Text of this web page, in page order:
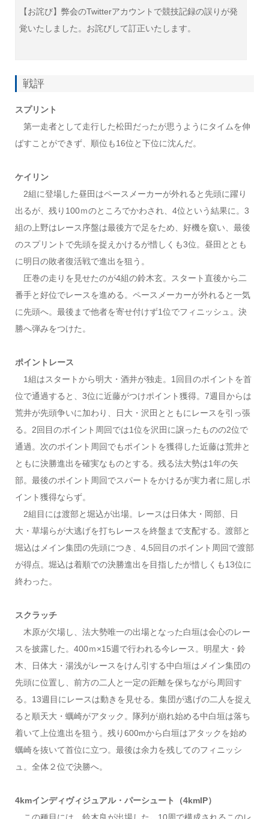
【お詫び】弊会のTwitterアカウントで競技記録の誤りが発
覚いたしました。お詫びして訂正いたします。
戦評
スプリント
第一走者として走行した松田だったが思うようにタイムを伸
ばすことができず、順位も16位と下位に沈んだ。
ケイリン
2組に登場した昼田はペースメーカーが外れると先頭に躍り
出るが、残り100ｍのところでかわされ、4位という結果に。3
組の上野はレース序盤は最後方で足をため、好機を窺い、最後
のスプリントで先頭を捉えかけるが惜しくも3位。昼田ととも
に明日の敗者復活戦で進出を狙う。
圧巻の走りを見せたのが4組の鈴木玄。スタート直後から二
番手と好位でレースを進める。ペースメーカーが外れると一気
に先頭へ。最後まで他者を寄せ付けず1位でフィニッシュ。決
勝へ弾みをつけた。
ポイントレース
1組はスタートから明大・酒井が独走。1回目のポイントを首
位で通過すると、3位に近藤がつけポイント獲得。7週目からは
荒井が先頭争いに加わり、日大・沢田とともにレースを引っ張
る。2回目のポイント周回では1位を沢田に譲ったものの2位で
通過。次のポイント周回でもポイントを獲得した近藤は荒井と
ともに決勝進出を確実なものとする。残る法大勢は1年の矢
部。最後のポイント周回でスパートをかけるが実力者に屈しポ
イント獲得ならず。
2組目には渡部と堀込が出場。レースは日体大・岡部、日
大・草場らが大逃げを打ちレースを終盤まで支配する。渡部と
堀込はメイン集団の先頭につき、4,5回目のポイント周回で渡部
が得点。堀込は着順での決勝進出を目指したが惜しくも13位に
終わった。
スクラッチ
木原が欠場し、法大勢唯一の出場となった白垣は会心のレー
スを披露した。400ｍ×15週で行われる今レース。明星大・鈴
木、日体大・湯浅がレースをけん引する中白垣はメイン集団の
先頭に位置し、前方の二人と一定の距離を保ちながら周回す
る。13週目にレースは動きを見せる。集団が逃げの二人を捉え
ると順天大・蠣崎がアタック。隊列が崩れ始める中白垣は落ち
着いて上位進出を狙う。残り600mから白垣はアタックを始め
蠣崎を抜いて首位に立つ。最後は余力を残してのフィニッシ
ュ。全体２位で決勝へ。
4kmインディヴィジュアル・パーシュート（4kmIP）